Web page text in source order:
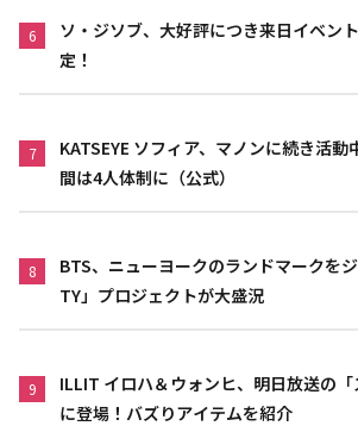
6
ソ・ジソブ、大好評につき来日イベン
定！
7
KATSEYE ソフィア、マノンに続き活
間は4人体制に（公式）
8
BTS、ニューヨークのランドマークを
TY」プロジェクトが大盛況
9
ILLIT イロハ＆ウォンヒ、明日放送の「
に登場！バズりアイテムを紹介